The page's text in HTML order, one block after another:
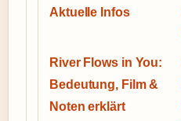
Aktuelle Infos
River Flows in You:
Bedeutung, Film &
Noten erklärt